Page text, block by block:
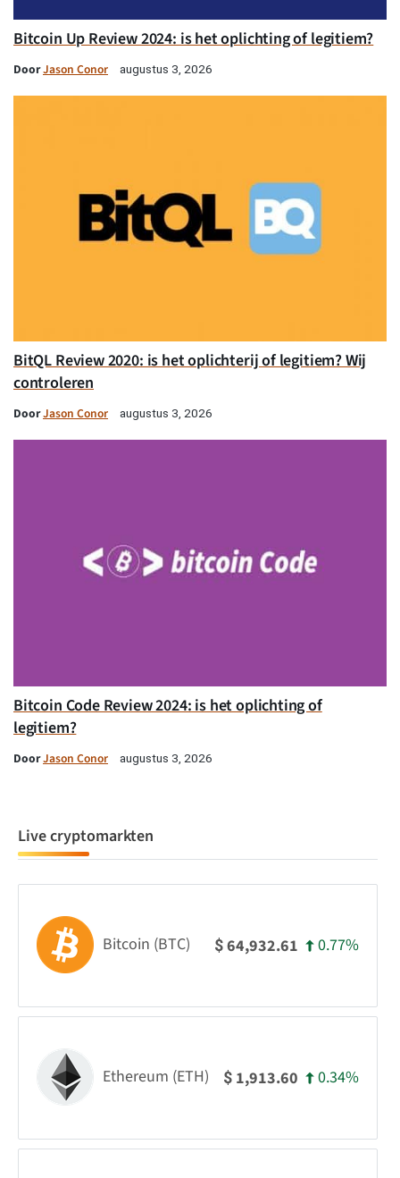
Bitcoin Up Review 2024: is het oplichting of legitiem?
DoorJason Conor augustus 3, 2026
BitQL Review 2020: is het oplichterij of legitiem? Wij
controleren
DoorJason Conor augustus 3, 2026
Bitcoin Code Review 2024: is het oplichting of
legitiem?
DoorJason Conor augustus 3, 2026
Live cryptomarkten
Bitcoin (BTC) $64,932.61 0.77%
Ethereum (ETH) $ 1,913.60 0.34%